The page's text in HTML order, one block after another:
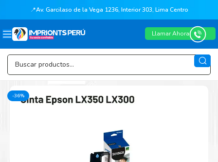
📍Av. Garcilaso de la Vega 1236, Interior 303, Lima Centro
Llamar Ahora
-36%